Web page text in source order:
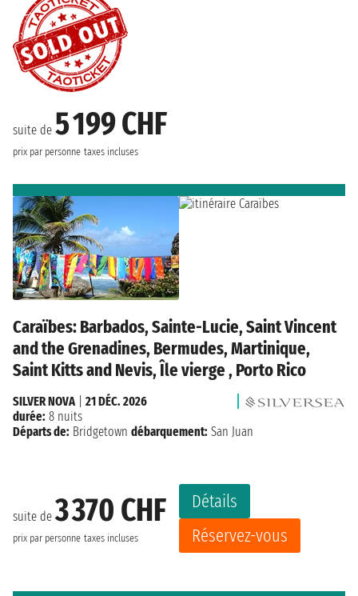
suite de 5 199 CHF
prix par personne taxes incluses
Caraïbes: Barbados, Sainte-Lucie, Saint Vincent
and the Grenadines, Bermudes, Martinique,
Saint Kitts and Nevis, Île vierge , Porto Rico
suite de3 370 CHF
prix par personne taxes incluses
Détails
Réservez-vous
SILVER NOVA| 21 DÉC. 2026
durée: 8 nuits
Départs de: Bridgetown débarquement: San Juan